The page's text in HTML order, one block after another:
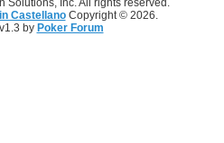
CastellanoCopyright © 2026.
by Poker Forum